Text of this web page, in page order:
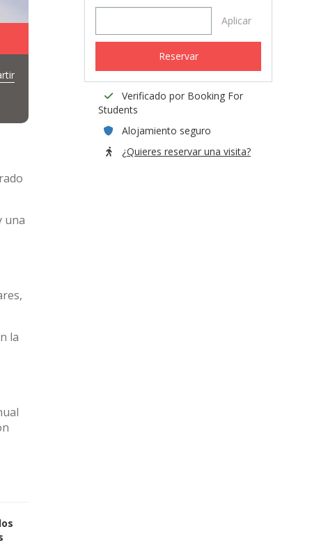
una
la
Aplicar
Reservar
Verificado por Booking For
Students
Alojamiento seguro
¿Quieres reservar una visita?